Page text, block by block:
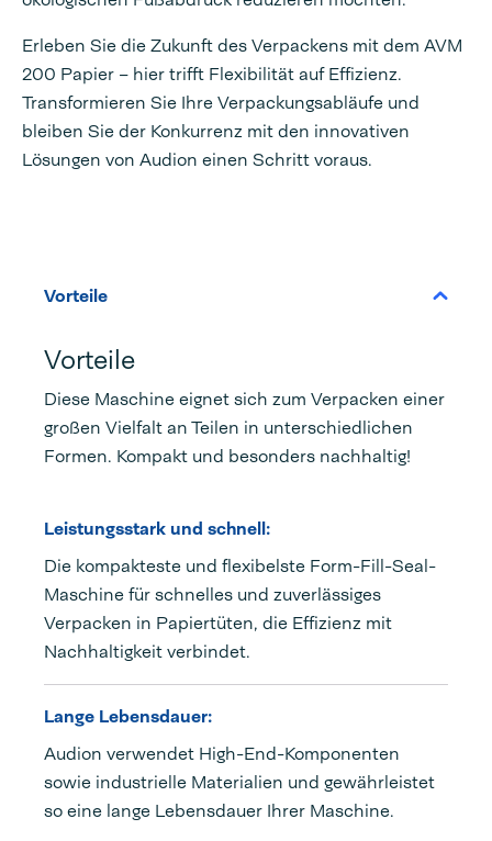
Erleben Sie die Zukunft des Verpackens mit dem AVM
200 Papier – hier trifft Flexibilität auf Effizienz.
Transformieren Sie Ihre Verpackungsabläufe und
bleiben Sie der Konkurrenz mit den innovativen
Lösungen von Audion einen Schritt voraus.
Vorteile
Vorteile
Diese Maschine eignet sich zum Verpacken einer
großen Vielfalt an Teilen in unterschiedlichen
Formen. Kompakt und besonders nachhaltig!
Leistungsstark und schnell:
Die kompakteste und flexibelste Form-Fill-Seal-
Maschine für schnelles und zuverlässiges
Verpacken in Papiertüten, die Effizienz mit
Nachhaltigkeit verbindet.
Lange Lebensdauer:
Audion verwendet High-End-Komponenten
sowie industrielle Materialien und gewährleistet
so eine lange Lebensdauer Ihrer Maschine.